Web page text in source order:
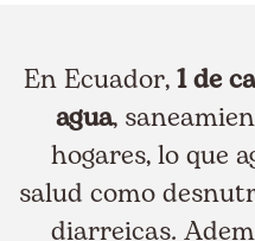
En Ecuador,1 de
agua,
hogares, lo que
salud como
diarreicas.